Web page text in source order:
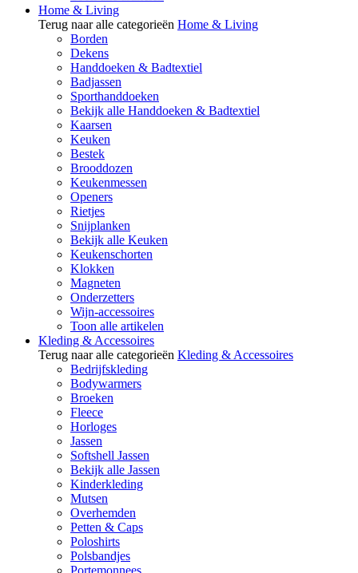
Home & Living
Terug naar alle categorieën Home & Living
Borden
Dekens
Handdoeken & Badtextiel
Badjassen
Sporthanddoeken
Bekijk alle Handdoeken & Badtextiel
Kaarsen
Keuken
Bestek
Brooddozen
Keukenmessen
Openers
Rietjes
Snijplanken
Bekijk alle Keuken
Keukenschorten
Klokken
Magneten
Onderzetters
Wijn-accessoires
Toon alle artikelen
Kleding & Accessoires
Terug naar alle categorieën Kleding & Accessoires
Bedrijfskleding
Bodywarmers
Broeken
Fleece
Horloges
Jassen
Softshell Jassen
Bekijk alle Jassen
Kinderkleding
Mutsen
Overhemden
Petten & Caps
Poloshirts
Polsbandjes
Portemonnees